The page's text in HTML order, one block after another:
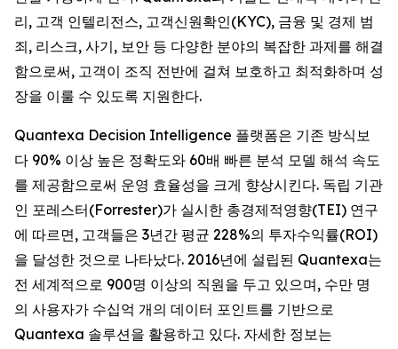
리, 고객 인텔리전스, 고객신원확인(KYC), 금융 및 경제 범
죄, 리스크, 사기, 보안 등 다양한 분야의 복잡한 과제를 해결
함으로써, 고객이 조직 전반에 걸쳐 보호하고 최적화하며 성
장을 이룰 수 있도록 지원한다.
Quantexa Decision Intelligence 플랫폼은 기존 방식보
다 90% 이상 높은 정확도와 60배 빠른 분석 모델 해석 속도
를 제공함으로써 운영 효율성을 크게 향상시킨다. 독립 기관
인 포레스터(Forrester)가 실시한 총경제적영향(TEI) 연구
에 따르면, 고객들은 3년간 평균 228%의 투자수익률(ROI)
을 달성한 것으로 나타났다. 2016년에 설립된 Quantexa는
전 세계적으로 900명 이상의 직원을 두고 있으며, 수만 명
의 사용자가 수십억 개의 데이터 포인트를 기반으로
Quantexa 솔루션을 활용하고 있다. 자세한 정보는